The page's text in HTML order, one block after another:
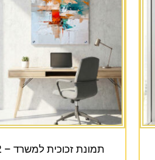
תמונת זכוכית למשרד – AU-012